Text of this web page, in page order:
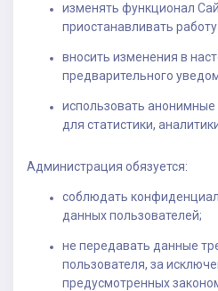
изменять функционал
приостанавливать
вносить изменения в
предварительного
использовать
для статистики,
Администрация обязуется:
соблюдать
данных пользователей;
не передавать данные
пользователя, за
предусмотренных